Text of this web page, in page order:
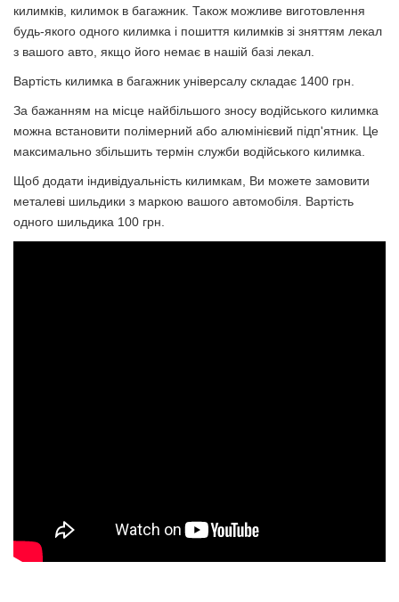
килимків, килимок в багажник. Також можливе виготовлення
будь-якого одного килимка і пошиття килимків зі зняттям лекал
з вашого авто, якщо його немає в нашій базі лекал.
Вартість килимка в багажник універсалу складає 1400 грн
За бажанням на місце найбільшого зносу водійського килимка
можна встановити полімерний або алюмінієвий підп'ятник. Це
максимально збільшить термін служби водійського килимка.
Щоб додати індивідуальність килимкам, Ви можете замовити
металеві шильдики з маркою вашого автомобіля. Вартiсть
одного шильдика 100 грн.